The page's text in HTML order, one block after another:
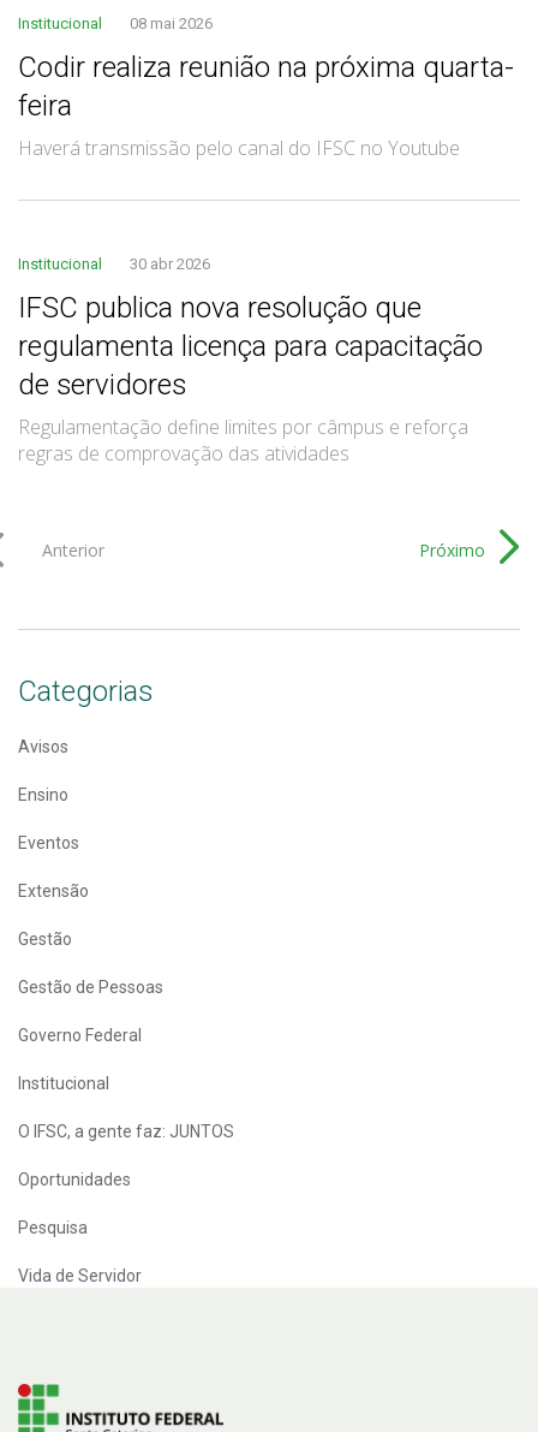
Institucional 08 mai 2026
Codir realiza reunião na próxima quarta-
feira
Haverá transmissão pelo canal do IFSC no Youtube
Institucional 30 abr 2026
IFSC publica nova resolução que
regulamenta licença para capacitação
de servidores
Regulamentação define limites por câmpus e reforça
regras de comprovação das atividades
Anterior Próximo
Categorias
Avisos
Ensino
Eventos
Extensão
Gestão
Gestão de Pessoas
Governo Federal
Institucional
O IFSC, a gente faz: JUNTOS
Oportunidades
Pesquisa
Vida de Servidor